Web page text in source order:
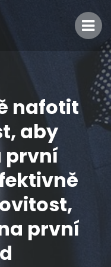
nafotit
aby
první
první